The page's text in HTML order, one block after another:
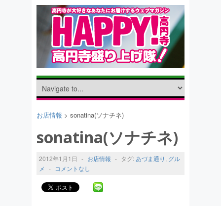
お店情報 > sonatina(ソナチネ)
sonatina(ソナチネ)
2012年1月1日 - お店情報 - タグ: あづま通り , グル
メ - コメントなし